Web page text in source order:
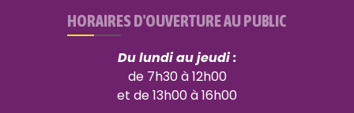
HORAIRES D'OUVERTURE AU PUBLIC
Du lundi au jeudi :
de 7h30 à 12h00
et de 13h00 à 16h00